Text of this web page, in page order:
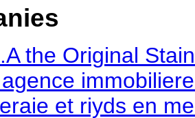
the Original
et riyds en